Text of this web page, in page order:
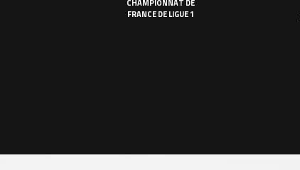
CHAMPIONNAT DE
FRANCE DE LIGUE 1